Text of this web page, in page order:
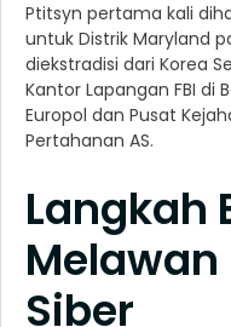
Ptitsyn pertama kali
untuk Distrik Maryland
diekstradisi dari Korea
Kantor Lapangan FBI di
Europol dan Pusat
Pertahanan AS.
Langkah
Siber